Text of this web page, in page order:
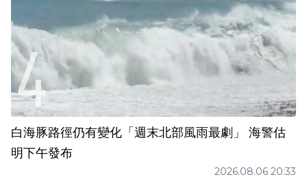
白海豚路徑仍有變化「週末北部風雨最劇」 海警估
明下午發布
2026.08.06 20:33